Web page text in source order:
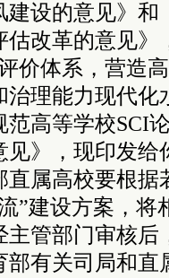
建设的意见》和
改革的意见》
价体系，营造
理能力现代化
高等学校SCI
》，现印发给
属高校要根据
”建设方案，将
管部门审核后
有关司局和直